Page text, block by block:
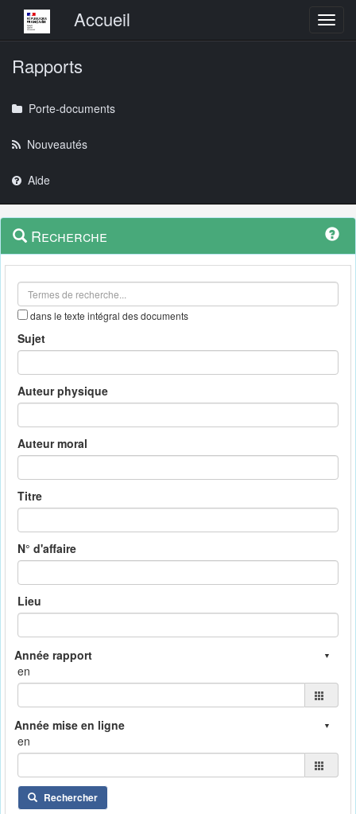
Menu principalAccueil
Rapports
Porte-documents
Nouveautés
Aide
Navigation
outils
Menu
contextuel
Recherche
dans le texte intégral des documents
Sujet
Auteur physique
Auteur moral
Titre
N° d'affaire
Lieu
en
en
Rechercher